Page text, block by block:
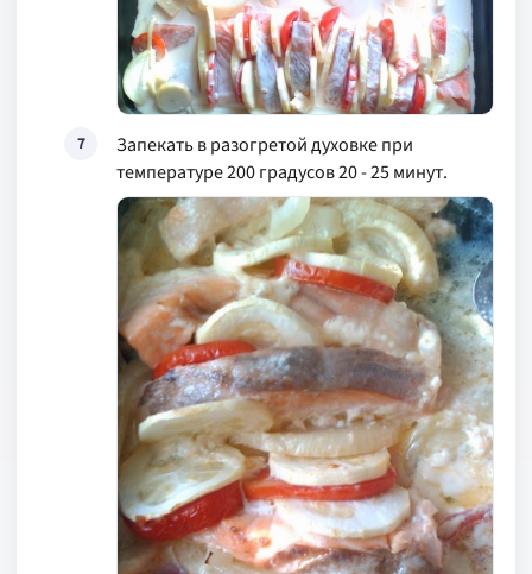
7
Запекать в разогретой духовке при
температуре 200 градусов 20 - 25 минут.